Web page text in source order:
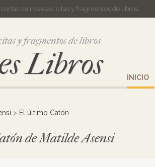
de novelas, citas y fragmentos de libros
y fragmentos de libros
Libros INICIO
> El último Catón
de Matilde Asensi